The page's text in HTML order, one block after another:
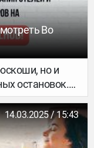
Во
но и
остановок.
от трех
возможность
мы
14.03.2025 / 15:43